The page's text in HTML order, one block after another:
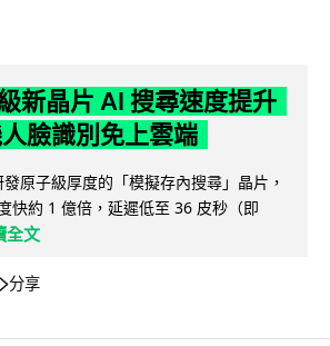
新晶片 AI 搜尋速度提升
臉識別免上雲端
原子級厚度的「模擬存內搜尋」晶片，
快約 1 億倍，延遲低至 36 皮秒（即
全文
分享